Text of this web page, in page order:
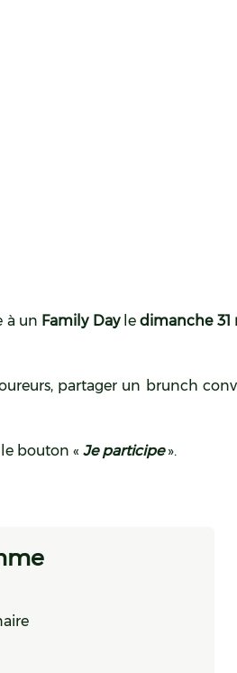
à un Family Dayledimanche 31
partager un brunch
bouton « Je participe».